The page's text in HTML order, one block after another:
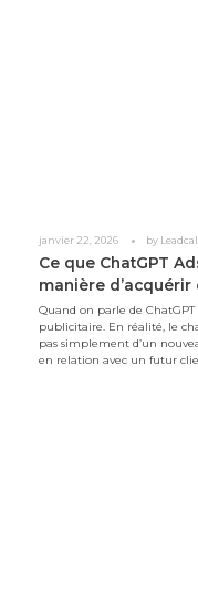
janvier 22, 2026 by
Ce que ChatGPT
manière d’acquérir
Quand on parle de
publicitaire. En réalité, le
pas simplement d’un
en relation avec un futur